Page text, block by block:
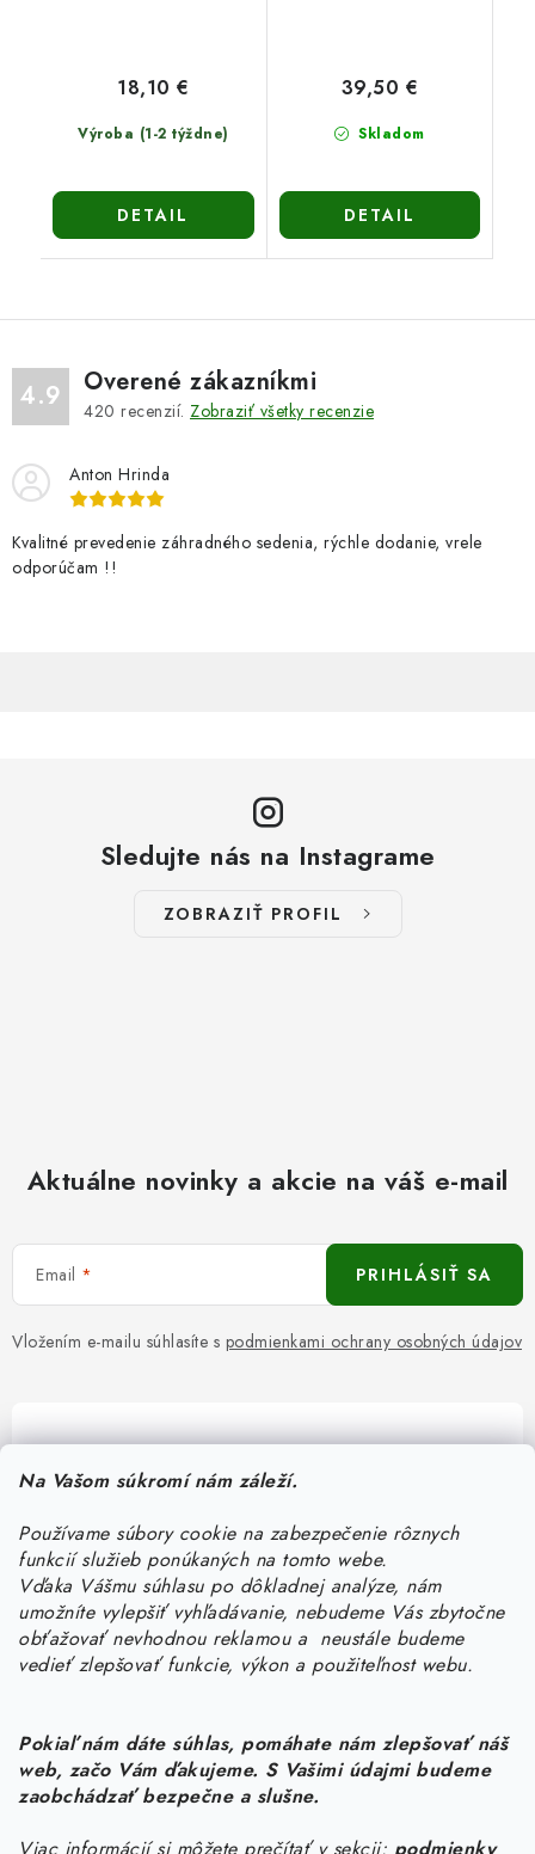
Na Vašom súkromí nám záleží.
Používame súbory cookie na zabezpečenie rôznych
funkcií služieb ponúkaných na tomto webe.
Vďaka Vášmu súhlasu po dôkladnej analýze, nám
umožníte vylepšiť vyhľadávanie, nebudeme Vás zbytočne
obťažovať nevhodnou reklamou a neustále budeme
vedieť zlepšovať funkcie, výkon a použiteľnost webu.
Pokiaľ nám dáte súhlas, pomáhate nám zlepšovať náš
web, začo Vám ďakujeme. S Vašimi údajmi budeme
zaobchádzať bezpečne a slušne.
Výroba (1-2 týždne)
18,10 €
DETAIL
Skladom
39,50 €
DETAIL
4.9 Overené zákazníkmi
420 recenzií. Zobraziť všetky recenzie
Anton Hrinda
Kvalitné prevedenie záhradného sedenia, rýchle dodanie, vrele
odporúčam !!
Sledujte nás na Instagrame
ZOBRAZIŤ PROFIL
Aktuálne novinky a akcie na váš e-mail
Email
Vložením e-mailu súhlasíte s podmienkami ochrany osobných údajov
PRIHLÁSIŤ SA
Pomôžeme vám s výberom
Potrebujete s niečím poradiť? Sme tu pre vás!
objednavky@kurin.sk
0950456469